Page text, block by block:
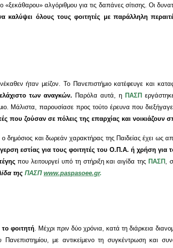
αλγόριθμου για τις δαπάνες σίτισης. Οι
καλύψει όλους τους φοιτητές με παράλληλη
ήταν μείζον. Το Πανεπιστήμιο κατέφευγε και
των αναγκών. Παρόλα αυτά, η ΠΑΣΠ
Μάλιστα, παρουσίασε προς τούτο έρευνα που
που ζούσαν σε πόλεις της επαρχίας και νοικιάζουν
ο δημόσιος και δωρεάν χαρακτήρας της Παιδείας έχει ως
εστίας για τους φοιτητές του Ο.Π.Α. ή χρήση
που λειτουργεί υπό τη στήριξη και αιγίδα της ΠΑΣΠ ,
της ΠΑΣΠ www.paspasoee.gr.
φοιτητή. Μέχρι πριν δύο χρόνια, κατά τη διάρκεια
με αντικείμενο τη συγκέντρωση και